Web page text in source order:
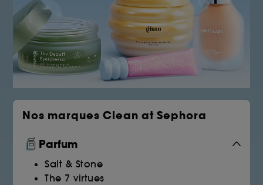
Nos marques Clean at Sephora
Parfum
Salt & Stone
The 7 virtues